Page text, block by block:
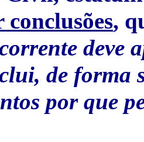
,
deve
de forma
por que